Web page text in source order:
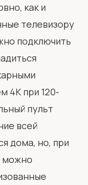
как и
телевизору
подключить
4K при 120-
пульт
всей
дома, но, при
можно